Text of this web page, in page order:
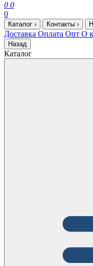
0 0
0
Каталог › Контакты ›
Доставка Оплата Опт О
Назад
Каталог